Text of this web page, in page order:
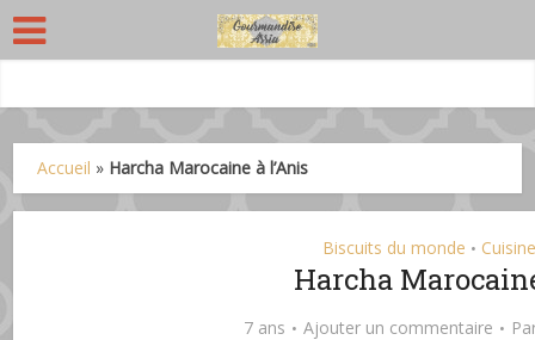
Accueil » Harcha Marocaine à l’Anis
Biscuits du monde •
Harcha
7 ans Ajouter un commentaire